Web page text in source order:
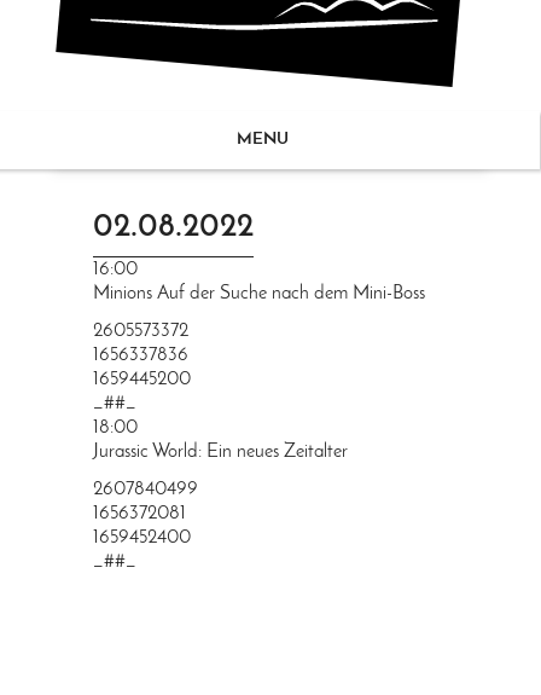
MENU
02.08.2022
16:00
Minions Auf der Suche nach dem Mini-Boss
2605573372
1656337836
1659445200
_##_
18:00
Jurassic World: Ein neues Zeitalter
2607840499
1656372081
1659452400
_##_